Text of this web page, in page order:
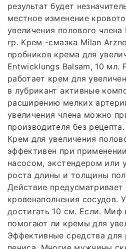
результат будет
местное изменение
увеличения полового
гр. Крем -смазка Milan
пробников крема для
Entwicklungs Balsam, 10 мл.
работает крем для
в лубрикант активные
расширению мелких
увеличения члена можно
производителя без
Крем для увеличения
эффективен при
насосом, экстендером или
роста длины и толщины
Действие предусматривает
кровенаполнения сосудов.
достигать 10 см. Если. Миф
помогают ли кремы для
Эффективные средства для